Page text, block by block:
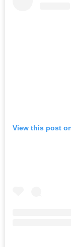
View this post